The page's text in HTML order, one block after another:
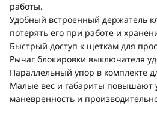
работы.
Удобный встроенный держатель
потерять его при работе и
Быстрый доступ к щеткам для
Рычаг блокировки выключателя
Параллельный упор в комплекте
Малые вес и габариты повышают
маневренность и